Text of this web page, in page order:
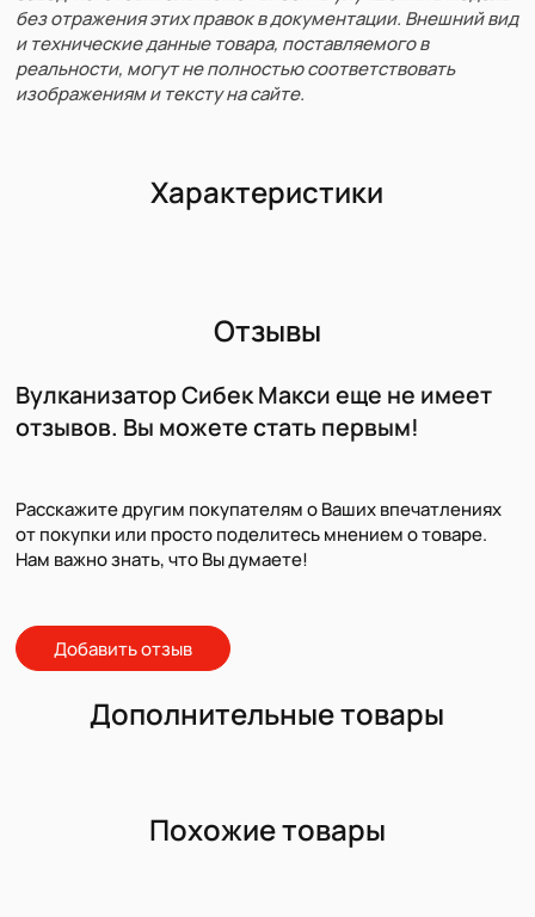
без отражения этих правок в документации. Внешний вид
и технические данные товара, поставляемого в
реальности, могут не полностью соответствовать
изображениям и тексту на сайте.
Характеристики
Отзывы
Вулканизатор Сибек Макси еще не имеет
отзывов. Вы можете стать первым!
Расскажите другим покупателям о Ваших впечатлениях
от покупки или просто поделитесь мнением о товаре.
Нам важно знать, что Вы думаете!
Добавить отзыв
Дополнительные товары
Похожие товары